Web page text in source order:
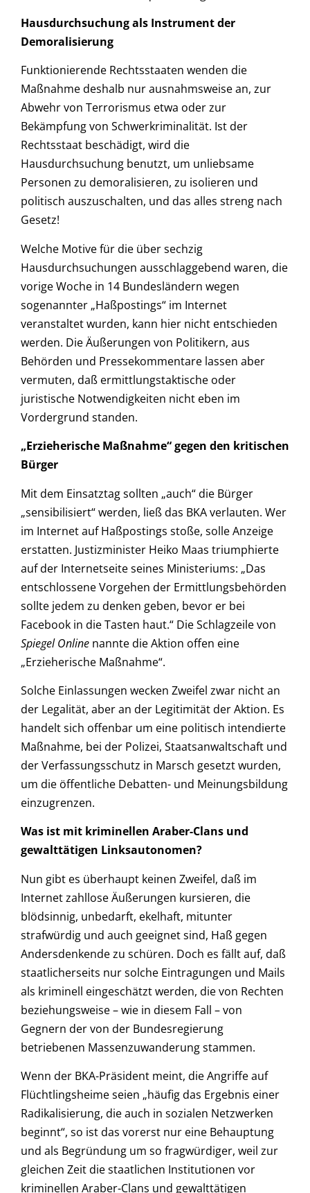
Hausdurchsuchung als Instrument der
Demoralisierung
Funktionierende Rechtsstaaten wenden die
Maßnahme deshalb nur ausnahmsweise an, zur
Abwehr von Terrorismus etwa oder zur
Bekämpfung von Schwerkriminalität. Ist der
Rechtsstaat beschädigt, wird die
Hausdurchsuchung benutzt, um unliebsame
Personen zu demoralisieren, zu isolieren und
politisch auszuschalten, und das alles streng nach
Gesetz!
Welche Motive für die über sechzig
Hausdurchsuchungen ausschlaggebend waren, die
vorige Woche in 14 Bundesländern wegen
sogenannter „Haßpostings“ im Internet
veranstaltet wurden, kann hier nicht entschieden
werden. Die Äußerungen von Politikern, aus
Behörden und Pressekommentare lassen aber
vermuten, daß ermittlungstaktische oder
juristische Notwendigkeiten nicht eben im
Vordergrund standen.
„Erzieherische Maßnahme“ gegen den kritischen
Bürger
Mit dem Einsatztag sollten „auch“ die Bürger
„sensibilisiert“ werden, ließ das BKA verlauten. Wer
im Internet auf Haßpostings stoße, solle Anzeige
erstatten. Justizminister Heiko Maas triumphierte
auf der Internetseite seines Ministeriums: „Das
entschlossene Vorgehen der Ermittlungsbehörden
sollte jedem zu denken geben, bevor er bei
Facebook in die Tasten haut.“ Die Schlagzeile von
Spiegel Online nannte die Aktion offen eine
„Erzieherische Maßnahme“.
Solche Einlassungen wecken Zweifel zwar nicht an
der Legalität, aber an der Legitimität der Aktion. Es
handelt sich offenbar um eine politisch intendierte
Maßnahme, bei der Polizei, Staatsanwaltschaft und
der Verfassungsschutz in Marsch gesetzt wurden,
um die öffentliche Debatten- und Meinungsbildung
einzugrenzen.
Was ist mit kriminellen Araber-Clans und
gewalttätigen Linksautonomen?
Nun gibt es überhaupt keinen Zweifel, daß im
Internet zahllose Äußerungen kursieren, die
blödsinnig, unbedarft, ekelhaft, mitunter
strafwürdig und auch geeignet sind, Haß gegen
Andersdenkende zu schüren. Doch es fällt auf, daß
staatlicherseits nur solche Eintragungen und Mails
als kriminell eingeschätzt werden, die von Rechten
beziehungsweise – wie in diesem Fall – von
Gegnern der von der Bundesregierung
betriebenen Massenzuwanderung stammen.
Wenn der BKA-Präsident meint, die Angriffe auf
Flüchtlingsheime seien „häufig das Ergebnis einer
Radikalisierung, die auch in sozialen Netzwerken
beginnt“, so ist das vorerst nur eine Behauptung
und als Begründung um so fragwürdiger, weil zur
gleichen Zeit die staatlichen Institutionen vor
kriminellen Araber-Clans und gewalttätigen